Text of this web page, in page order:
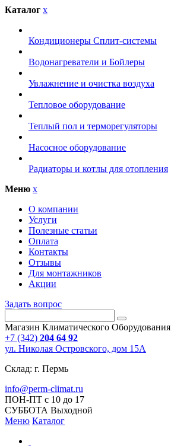
Каталог x
Кондиционеры Сплит-системы
Водонагреватели и Бойлеры
Увлажнение и очистка воздуха
Тепловое оборудование
Теплый пол и терморегуляторы
Насосное оборудование
Радиаторы и котлы для отопления
Меню x
О компании
Услуги
Полезные статьи
Оплата
Контакты
Отзывы
Для монтажников
Акции
Задать вопрос
Магазин Климатического Оборудования
+7 (342) 204 64 92
ул. Николая Островского, дом 15А
Склад: г. Пермь
info@perm-climat.ru
ПОН-ПТ с 10 до 17
СУББОТА Выходной
Меню Каталог